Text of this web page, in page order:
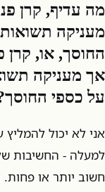
מה עדיף, קרן
מעניקה תשואות
החוסך, או, קרן
אך מעניקה
על כספי
אני לא יכול
למעלה - החשיבות
חשוב יותר או פחות.